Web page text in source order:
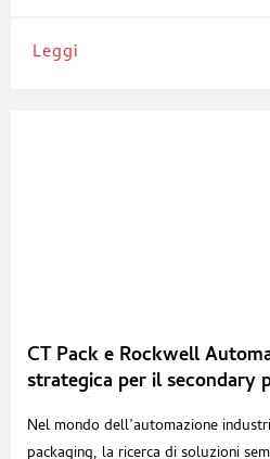
Leggi
CT Pack e Rockwell
strategica per il secondary
Nel mondo dell’automazione